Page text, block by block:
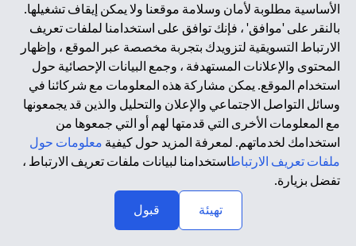
يمكن أن تضيف 95 مليار دولار سنويًا إلى الناتج المحلي الإجمالي
السنوي للشرق الأوسط بحلول عام 2020 إذا ما تم اتخاذ التدابير
الصحيحة من قبل الحكومات والشركات ومؤسسات التمويل
والكوادر المتخصصة في الفضاء الرقمي.
التكنولوجيا المالية
عصر التكنولوجيا المالية
أدت الأزمة المالية العالمية في عام 2008 وما نتج عنها من
تداعيات إلى تسريع الحاجة إلى الابتكار داخل هذا القطاع، ومن هنا
بزغ مصطلح التكنولوجيا المالية من رحم التعاون المكثف بين
أصحاب المصلحة داخل القطاع. تعتمد التكنولوجيا المالية على
الأساسية مطلوبة لأمان وسلامة موقعنا ولا يمكن إيقاف تشغيلها.
بالنقر على 'موافق' ، فإنك توافق على استخدامنا لملفات تعريف
الارتباط التسويقية لتزويدك بتجربة مخصصة عبر الموقع ، وإظهار
المحتوى والإعلانات المستهدفة ، وجمع البيانات الإحصائية حول
استخدام الموقع. يمكن مشاركة هذه المعلومات مع شركائنا في
وسائل التواصل الاجتماعي والإعلان والتحليل والذين قد يجمعونها
مع المعلومات الأخرى التي قدمتها لهم أو التي جمعوها من
استخدامك لخدماتهم. لمعرفة المزيد حول كيفية معلومات حول
ملفات تعريف الارتباطاستخدامنا لبيانات ملفات تعريف الارتباط ،
تفضل بزيارة.
تهيئة
قبول